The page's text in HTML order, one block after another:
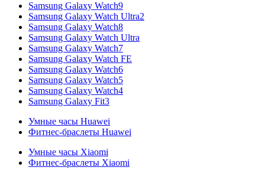
Samsung Galaxy Watch9
Samsung Galaxy Watch Ultra2
Samsung Galaxy Watch8
Samsung Galaxy Watch Ultra
Samsung Galaxy Watch7
Samsung Galaxy Watch FE
Samsung Galaxy Watch6
Samsung Galaxy Watch5
Samsung Galaxy Watch4
Samsung Galaxy Fit3
Умные часы Huawei
Фитнес-браслеты Huawei
Умные часы Xiaomi
Фитнес-браслеты Xiaomi